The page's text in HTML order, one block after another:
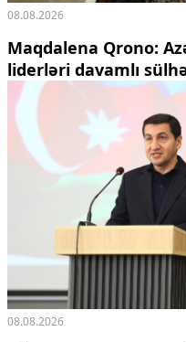
08.08.2026
Maqdalena Qrono:
liderləri davamlı
08.08.2026